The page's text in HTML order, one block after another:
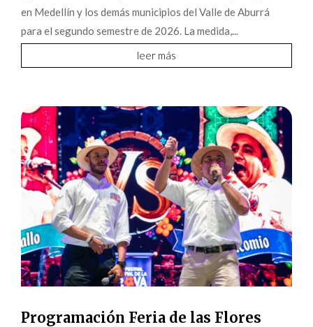
en Medellín y los demás municipios del Valle de Aburrá
para el segundo semestre de 2026. La medida,...
leer más
Programación Feria de las Flores